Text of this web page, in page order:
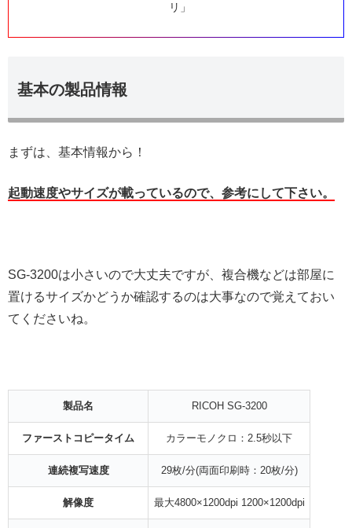
リ」
基本の製品情報
まずは、基本情報から！
起動速度やサイズが載っているので、参考にして下さい。
SG-3200は小さいので大丈夫ですが、複合機などは部屋に
置けるサイズかどうか確認するのは大事なので覚えておい
てくださいね。
製品名 RICOH SG-3200
ファーストコピータイム カラーモノクロ：2.5秒以下
連続複写速度 29枚/分(両面印刷時：20枚/分)
解像度 最大4800×1200dpi 1200×1200dpi